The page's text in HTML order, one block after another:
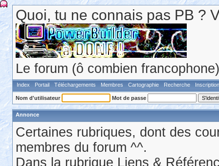
Quoi, tu ne connais pas PB ?
Le forum (ô combien
Index Portail Téléchargements Membres Cartographie Recherche Inscription
Nom d'utilisateur Mot de passe
Annonce
Certaines rubriques, dont des
membres du forum ^^.
Dans la rubrique Liens &